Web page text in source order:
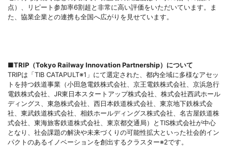
点）、リピート参加率6割超と非常に高い評価をいただいています。ま
た、協業企業との連携も全国へ広がりを見せています。
■TRIP（Tokyo Railway Innovation Partnership）について
TRIPは「TIB CATAPULT※1」にて選定された、都内全域に多様なアセッ
トを持つ鉄道事業（小田急電鉄株式会社、京王電鉄株式会社、京浜急行
電鉄株式会社、JR東日本スタートアップ株式会社、株式会社西武ホール
ディングス、東急株式会社、西日本鉄道株式会社、東京地下鉄株式会
社、東武鉄道株式会社、相鉄ホールディングス株式会社、名古屋鉄道株
式会社、東海旅客鉄道株式会社、東京都交通局）とTIS株式会社が中心
となり、社会課題の解決や未来づくりの可能性拡大といった社会的イン
パクトのあるイノベーションを創出するクラスター※2です。